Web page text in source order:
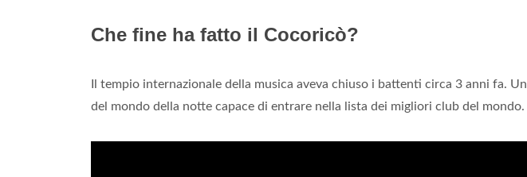
Che fine ha fatto il Cocoricò?
Il tempio internazionale della musica aveva chiuso i battenti circa 3 anni fa. Un
del mondo della notte capace di entrare nella lista dei migliori club del mondo.